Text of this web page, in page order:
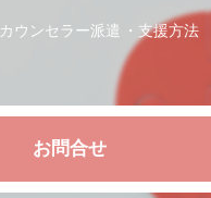
カウンセラー派遣 支援方法
お問合せ